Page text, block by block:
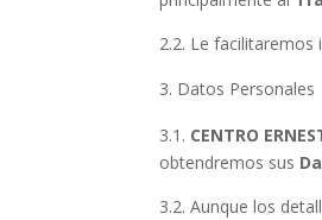
2.2. Le
Datos Personales
3.1. CENTRO
obtendremos sus
3.2. Aunque los